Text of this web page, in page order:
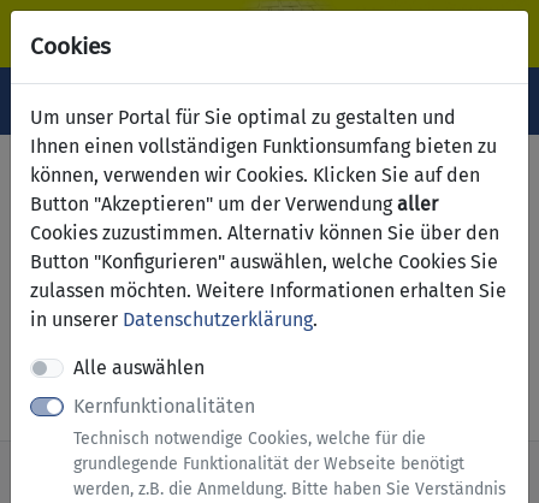
Cookies
Um unser Portal für Sie optimal zu gestalten und
Ihnen einen vollständigen Funktionsumfang bieten zu
können, verwenden wir Cookies. Klicken Sie auf den
Button "Akzeptieren" um der Verwendungaller
Cookies zuzustimmen. Alternativ können Sie über den
Button "Konfigurieren" auswählen, welche Cookies Sie
zulassen möchten. Weitere Informationen erhalten Sie
in unserer Datenschutzerklärung.
Alle auswählen
Kernfunktionalitäten
Technisch notwendige Cookies, welche für die
grundlegende Funktionalität der Webseite benötigt
werden, z.B. die Anmeldung. Bitte haben Sie Verständnis
Hundebestandsaufnahme:
Fragenbogen zur
Hundehaltung gem. § 8 Abs.
4 der Hundesteuersatzung
Dienst starten